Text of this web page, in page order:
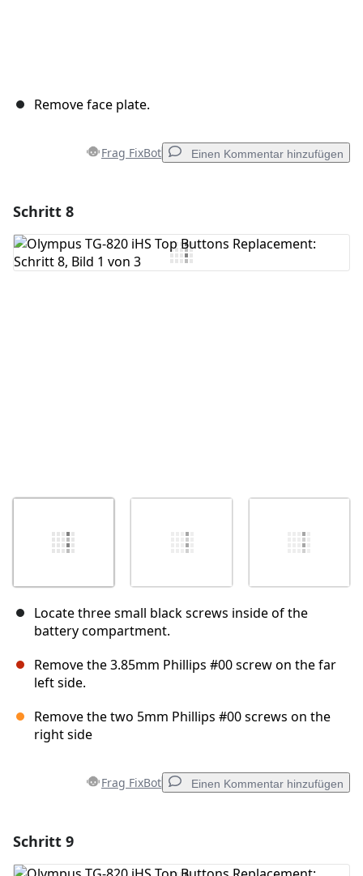
Remove face plate.
Frag FixBot Einen Kommentar hinzufügen
Kommentar hinzufügen
Schritt 8
Locate three small black screws inside of the
battery compartment.
Remove the 3.85mm Phillips #00 screw on the far
left side.
Remove the two 5mm Phillips #00 screws on the
right side
Frag FixBot Einen Kommentar hinzufügen
Schritt 9